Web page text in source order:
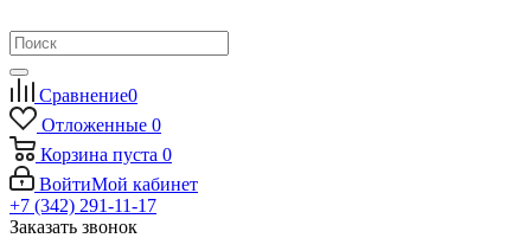
Сравнение0
Отложенные 0
Корзина пуста 0
ВойтиМой кабинет
+7 (342) 291-11-17
Заказать звонок